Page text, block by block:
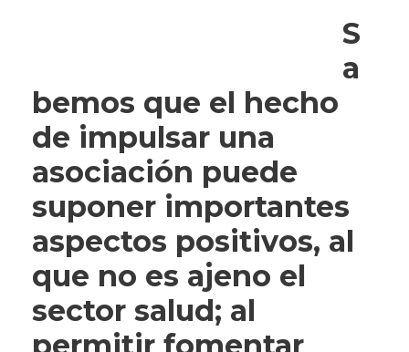
S
a
bemos que el hecho
de impulsar una
asociación puede
suponer importantes
aspectos positivos, al
que no es ajeno el
sector salud; al